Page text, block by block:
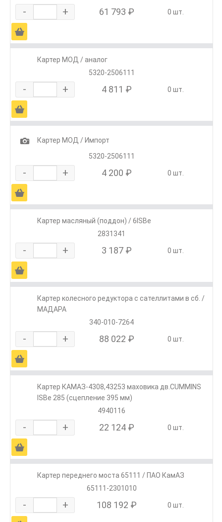
- + 61 793 ₽ 0 шт.
Ä
Картер МОД / аналог
5320-2506111
- + 4 811 ₽ 0 шт.
Ä
1
Картер МОД / Импорт
5320-2506111
- + 4 200 ₽ 0 шт.
Ä
Картер масляный (поддон) / 6ISBe
2831341
- + 3 187 ₽ 0 шт.
Ä
Картер колесного редуктора с сателлитами в сб. /
МАДАРА
340-010-7264
- + 88 022 ₽ 0 шт.
Ä
Картер КАМАЗ-4308,43253 маховика дв.CUMMINS
ISBe 285 (сцепление 395 мм)
4940116
- + 22 124 ₽ 0 шт.
Ä
Картер переднего моста 65111 / ПАО КамАЗ
65111-2301010
- + 108 192 ₽ 0 шт.